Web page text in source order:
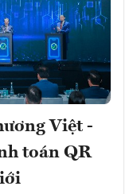
Việt -
toán QR